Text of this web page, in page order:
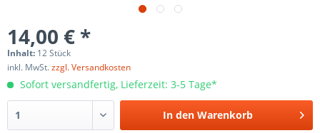
14,00 € *
Inhalt: 12 Stück
inkl. MwSt.zzgl. Versandkosten
Sofort versandfertig, Lieferzeit: 3-5 Tage*
In den Warenkorb